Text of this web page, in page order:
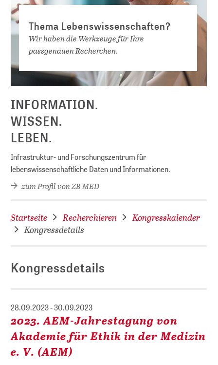
Thema Lebenswissenschaften?
Wir haben die Werkzeuge für Ihre
passgenauen Recherchen.
INFORMATION.
WISSEN.
LEBEN.
Infrastruktur- und Forschungszentrum für
lebenswissenschaftliche Daten und Informationen.
zum Profil von ZB MED
Startseite Recherchieren
Kongresskalender
Kongressdetails
Kongressdetails
28.09.2023 - 30.09.2023
2023. AEM-Jahrestagung von
Akademie für Ethik in der Medizin
e. V. (AEM)